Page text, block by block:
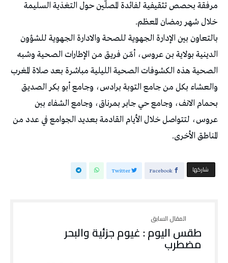
مرفقة بحصص تثقيفية لفائدة المصلّين حول التغذية السليمة
خلال شهر رمضان المعظم.
بالتعاون بين الإدارة الجهوية للصحة والادارة الجهوية للشؤون
الدينية بولاية بن عروس، أمّن فريق من الإطارات الصحية وشبه
الصحية هذه الكشوفات الصحية الليلية مباشرة بعد صلاة المغرب
والعشاء بكل من جامع التوبة برادس، وجامع أبو بكر الصديق
بحمام الانف، وجامع حي جابر بمرناق، وجامع الشفاء ببن
عروس، لتتواصل خلال الأيام القادمة بعديد الجوامع في عدد من
المناطق الأخرى.
‫‫ شاركها‬ Facebook
Twitter
طقس اليوم : غيوم جزئية والبحر
مضطرب